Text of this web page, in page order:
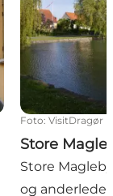
Foto: VisitDragør
Store
Store
og